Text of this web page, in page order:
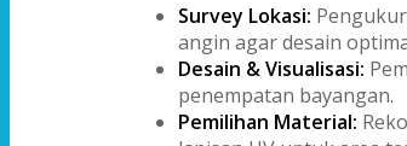
Survey Lokasi:
angin agar desain
Desain & Visualisasi:
penempatan bayangan.
Pemilihan Material: